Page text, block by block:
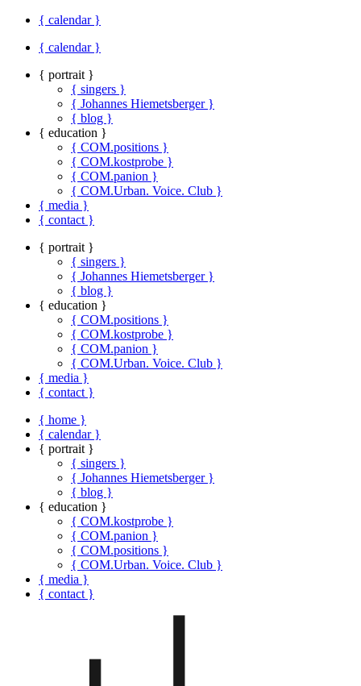
{ calendar }
{ calendar }
{ portrait }
{ singers }
{ Johannes Hiemetsberger }
{ blog }
{ education }
{ COM.positions }
{ COM.kostprobe }
{ COM.panion }
{ COM.Urban. Voice. Club }
{ media }
{ contact }
{ portrait }
{ singers }
{ Johannes Hiemetsberger }
{ blog }
{ education }
{ COM.positions }
{ COM.kostprobe }
{ COM.panion }
{ COM.Urban. Voice. Club }
{ media }
{ contact }
{ home }
{ calendar }
{ portrait }
{ singers }
{ Johannes Hiemetsberger }
{ blog }
{ education }
{ COM.kostprobe }
{ COM.panion }
{ COM.positions }
{ COM.Urban. Voice. Club }
{ media }
{ contact }